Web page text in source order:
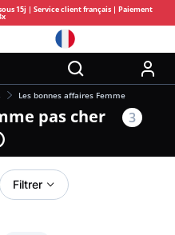
15j | Service client français | Paiement
Les bonnes affaires Femme
pas cher 3
Filtrer